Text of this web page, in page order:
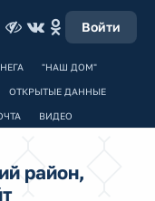
Войти
"НАШ ДОМ"
ОТКРЫТЫЕ ДАННЫЕ
ВИДЕО
район,